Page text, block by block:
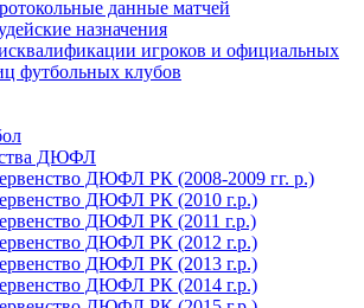
данные матчей
назначения
игроков и официальных
футбольных клубов
ДЮФЛ
ДЮФЛ РК (2008-2009 гг. р.)
ДЮФЛ РК (2010 г.р.)
ДЮФЛ РК (2011 г.р.)
ДЮФЛ РК (2012 г.р.)
ДЮФЛ РК (2013 г.р.)
ДЮФЛ РК (2014 г.р.)